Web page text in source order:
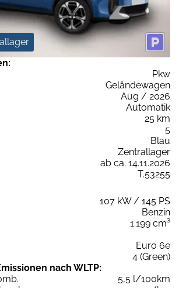
Pkw
Geländewagen
Aug / 2026
Automatik
25 km
5
Blau
Zentrallager
ab ca. 14.11.2026
T.53255
107 kW / 145 PS
Benzin
1.199 cm³
Euro 6e
4 (Green)
nach WLTP:
5,5 l/100km